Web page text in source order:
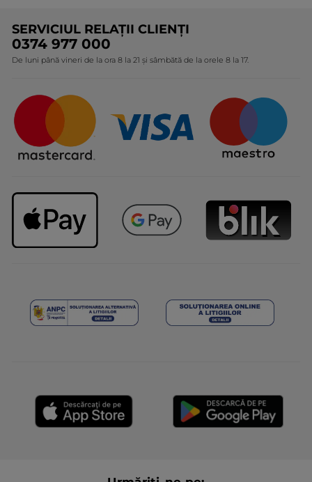
Politica de confidențialitate
Protecția Consumatorilor - A.N.P.C.
Expertiza noastră botanică
Angajamentele noastre
Întrebări frecvente
SERVICIUL RELAȚII CLIENȚI
0374 977 000
De luni până vineri de la ora 8 la 21 și sâmbătă de la orele 8 la 17.